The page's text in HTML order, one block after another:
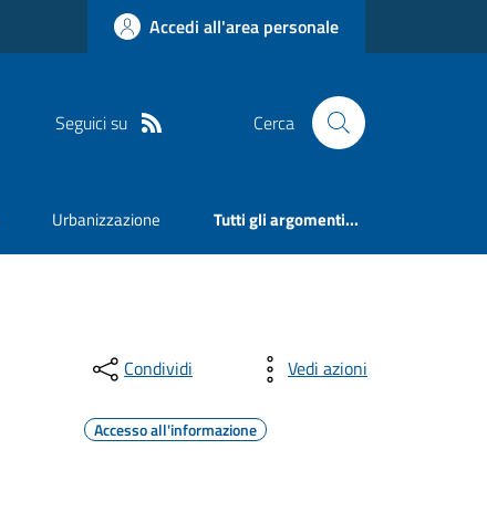
Accedi all'area personale
Seguici su Cerca
Urbanizzazione Tutti gli argomenti...
Condividi Vedi azioni
Accesso all'informazione